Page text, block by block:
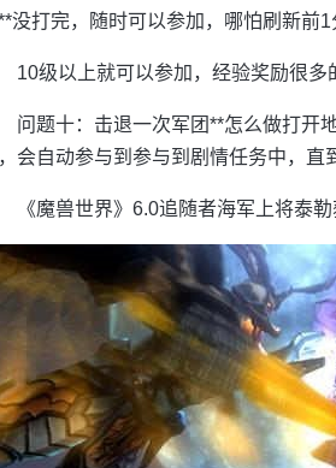
没打完，随时可以参加，哪怕刷新前
10级以上就可以参加，经验奖励很多
问题十：击退一次军团**怎么做打开
会自动参与到参与到剧情任务中，直
《魔兽世界》6.0追随者海军上将泰